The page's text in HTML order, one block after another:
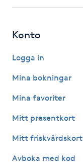
Idrottsmassage
IPL hårborttagning
IR-massage
Japansk massage
Konto
Logga in
Mina bokningar
Mina favoriter
Mitt presentkort
Mitt friskvårdskort
Avboka med kod